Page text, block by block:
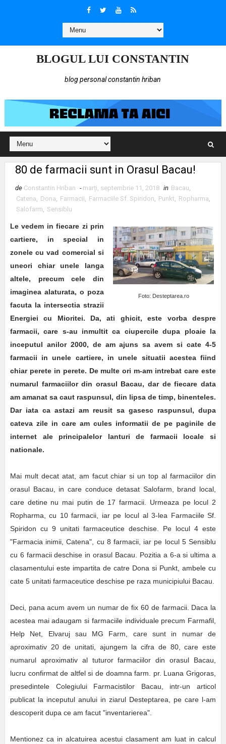
BLOGUL LUI CONSTANTIN
blog personal constantin hriban
80 de farmacii sunt in Orasul Bacau!
de Constantin Hriban - marți, septembrie 11, 2018 in Bacau,
Catena, Dona, Farmacii, Farmaciile Sf. Spiridon, Punkt, Ropharma,
Salofarm, Sensiblu
Foto: Desteptarea.ro
Le vedem in fiecare zi prin
cartiere, in special in
zonele cu vad comercial si
uneori chiar unele langa
altele, precum cele din
imaginea alaturata, o poza
facuta la intersectia strazii
Energiei cu Mioritei. Da, ati ghicit, este vorba despre
farmacii,care s-au inmultit ca ciupercile dupa ploaie la
inceputul anilor 2000, de am ajuns sa avem si cate 4-5
farmacii in unele cartiere, in unele situatii acestea fiind
chiar perete in perete. De multe ori m-am intrebat care este
numarul farmaciilor din orasul Bacau, dar de fiecare data
am amanat sa caut raspunsul, din lipsa de timp, binenteles.
Dar iata ca astazi am reusit sa gasesc raspunsul, dupa
cateva zile in care am cules informatii de pe paginile de
internet ale principalelor lanturi de farmacii locale si
nationale.
Mai mult decat atat, am facut chiar si un top al farmaciilor din
orasul Bacau, in care conduce detasat Salofarm, brand local,
care detine nu mai putin de 17 farmacii. Urmeaza pe locul 2
Ropharma, cu 10 farmacii, iar pe locul al 3-lea Farmaciile Sf.
Spiridon cu 9 unitati farmaceutice deschise. Pe locul 4 este
"Farmacia inimii, Catena", cu 8 farmacii, iar pe locul 5 Sensiblu
cu 6 farmacii deschise in orasul Bacau. Pozitia a 6-a si ultima a
clasamentului este impartita de catre Dona si Punkt, ambele cu
cate 5 unitati farmaceutice deschise pe raza municipiului Bacau.
Deci, pana acum avem un numar de fix 60 de farmacii. Daca la
acestea mai adaugam si farmaciile individuale precum Farmafil,
Help Net, Elvaruj sau MG Farm, care sunt in numar de
aproximativ 20 de unitati, ajungem la cifra de 80, care este
numarul aproximativ al tuturor farmaciilor din orasul Bacau,
lucru confirmat de altfel si de doamna farm. pr. Luana Grigoras,
presedintele Colegiului Farmacistilor Bacau, intr-un articol
publicat la inceputul anului in ziarul Desteptarea, pe care l-am
descoperit dupa ce am facut "inventarierea".
Mentionez ca in alcatuirea acestui clasament am luat in calcul